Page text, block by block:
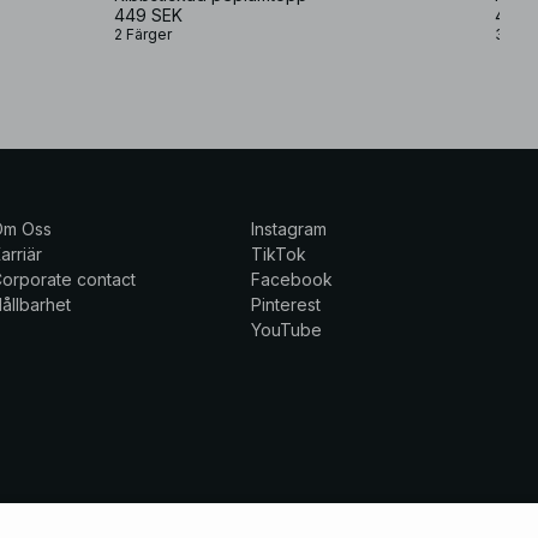
449 SEK
2 Färger
499
3
Oss
contact
Instagram
TikTok
Facebook
Pinterest
YouTube